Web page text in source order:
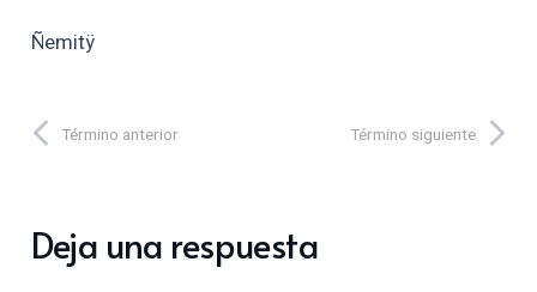
Ñemitÿ
Término anterior Término siguiente
Deja una respuesta